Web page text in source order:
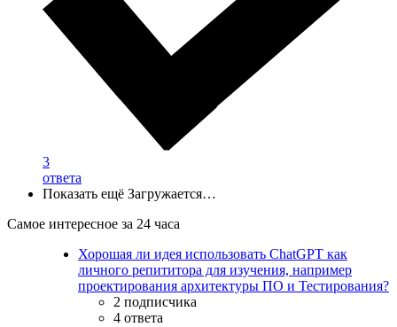
3
ответа
Показать ещё Загружается…
Самое интересное за 24 часа
Хорошая ли идея использовать ChatGPT как
личного репититора для изучения, например
проектирования архитектуры ПО и Тестирования?
2 подписчика
4 ответа